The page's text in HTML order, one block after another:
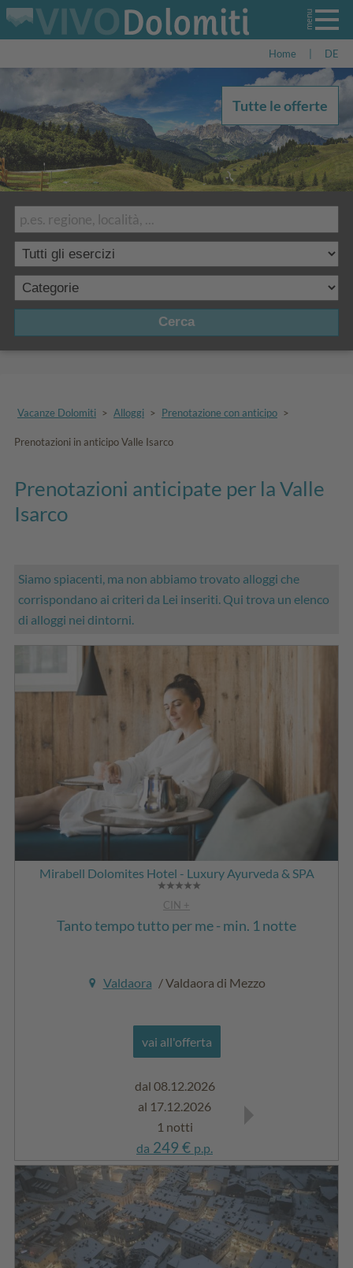
Home DE
Cerca
Tutte le offerte
Vacanze Dolomiti > Alloggi > Prenotazione con anticipo >
Prenotazioni in anticipo Valle Isarco
Prenotazioni anticipate per la Valle
Isarco
Siamo spiacenti, ma non abbiamo trovato alloggi che
corrispondano ai criteri da Lei inseriti. Qui trova un elenco
di alloggi nei dintorni.
Mirabell Dolomites Hotel - Luxury Ayurveda & SPA
CIN +
Tanto tempo tutto per me - min. 1 notte
Valdaora / Valdaora di Mezzo
vai all'offerta
dal 08.12.2026
al 17.12.2026
1 notti
da 249 € p.p.